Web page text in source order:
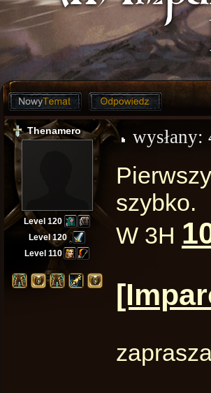
Thenamero
Level 120
Level 120
Level 110
wysłany:
szybko.
W 3H